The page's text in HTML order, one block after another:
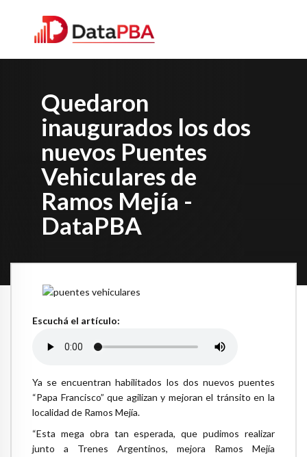
Quedaron
inaugurados los dos
nuevos Puentes
Vehiculares de
Ramos Mejía -
DataPBA
Escuchá el artículo:
Ya se encuentran habilitados los dos nuevos puentes
“Papa Francisco” que agilizan y mejoran el tránsito en la
localidad de Ramos Mejía.
“Esta mega obra tan esperada, que pudimos realizar
junto a Trenes Argentinos, mejora Ramos Mejía